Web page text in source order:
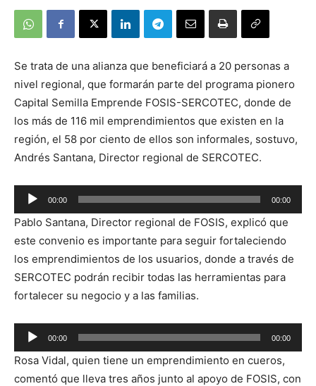
Se trata de una alianza que beneficiará a 20 personas a
nivel regional, que formarán parte del programa pionero
Capital Semilla Emprende FOSIS-SERCOTEC, donde de
los más de 116 mil emprendimientos que existen en la
región, el 58 por ciento de ellos son informales, sostuvo,
Andrés Santana, Director regional de SERCOTEC.
Reproductor
de
audio
00:00 00:00
Pablo Santana, Director regional de FOSIS, explicó que
este convenio es importante para seguir fortaleciendo
los emprendimientos de los usuarios, donde a través de
SERCOTEC podrán recibir todas las herramientas para
fortalecer su negocio y a las familias.
Reproductor
de
audio
00:00 00:00
Rosa Vidal, quien tiene un emprendimiento en cueros,
comentó que lleva tres años junto al apoyo de FOSIS, con